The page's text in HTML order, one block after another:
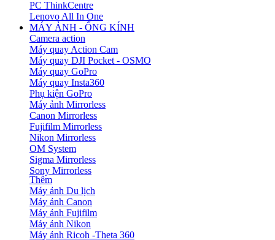
PC ThinkCentre
Lenovo All In One
MÁY ẢNH - ỐNG KÍNH
Camera action
Máy quay Action Cam
Máy quay DJI Pocket - OSMO
Máy quay GoPro
Máy quay Insta360
Phụ kiện GoPro
Máy ảnh Mirrorless
Canon Mirrorless
Fujifilm Mirrorless
Nikon Mirrorless
OM System
Sigma Mirrorless
Sony Mirrorless
Thêm
Máy ảnh Du lịch
Máy ảnh Canon
Máy ảnh Fujifilm
Máy ảnh Nikon
Máy ảnh Ricoh -Theta 360